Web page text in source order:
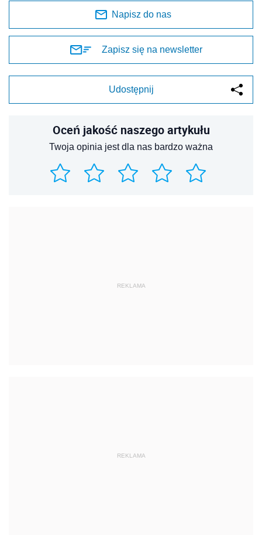
Napisz do nas
Zapisz się na newsletter
Udostępnij
Oceń jakość naszego artykułu
Twoja opinia jest dla nas bardzo ważna
REKLAMA
REKLAMA